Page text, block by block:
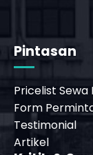
Pintasan
Pricelist Sewa
Form
Testimonial
Artikel